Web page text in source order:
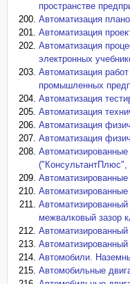
пространстве
Автоматизация
Автоматизация
Автоматизация
электронных
Автоматизация
промышленных
Автоматизация
Автоматизация
Автоматизация
Автоматизация
("КонсультантПлюс",
Автоматизированные
межвалковый зазор
Автомобили.
Автомобильные